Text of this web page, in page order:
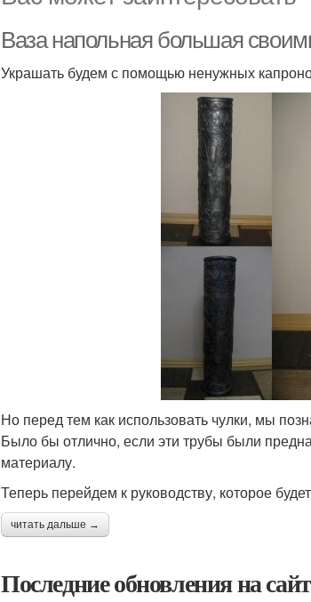
Ваза напольная большая
Украшать будем с помощью ненужных
Но перед тем как использовать чулки, мы
Было бы отлично, если эти трубы были
материалу.
Теперь перейдем к руководству, которое
читать дальше →
Последние обновления на